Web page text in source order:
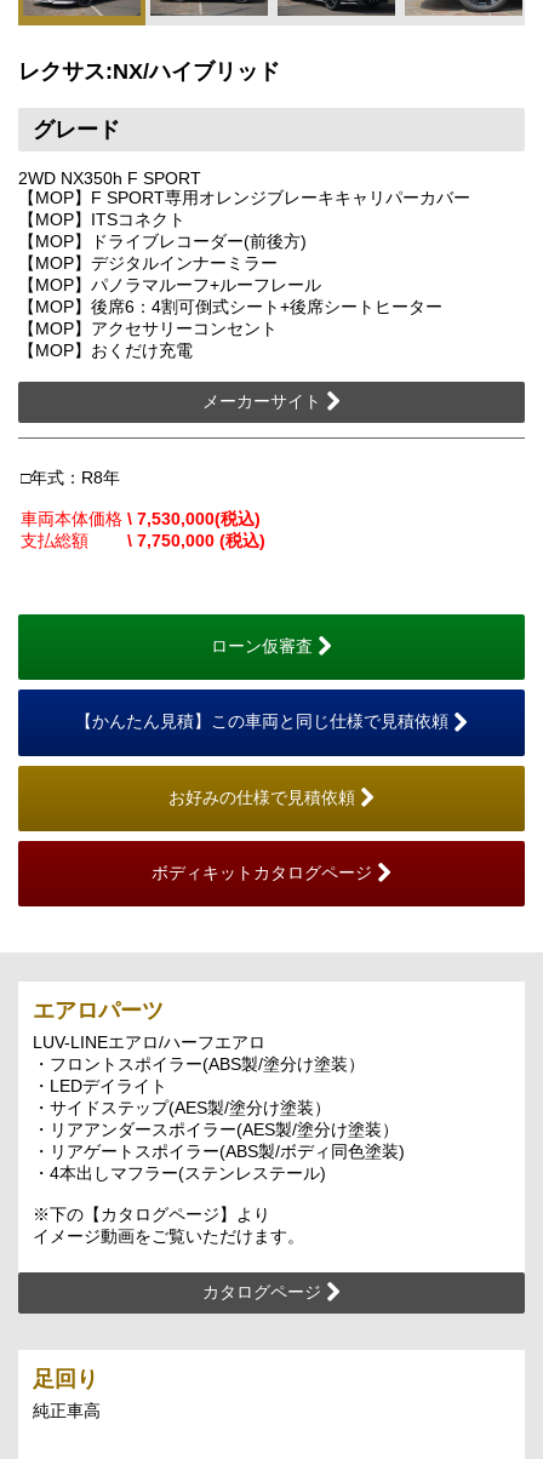
レクサス:NX/ハイブリッド
グレード
2WD NX350h F SPORT
【MOP】F SPORT専用オレンジブレーキキャリパーカバー
【MOP】ITSコネクト
【MOP】ドライブレコーダー(前後方)
【MOP】デジタルインナーミラー
【MOP】パノラマルーフ+ルーフレール
【MOP】後席6：4割可倒式シート+後席シートヒーター
【MOP】アクセサリーコンセント
【MOP】おくだけ充電
メーカーサイト
□年式：R8年
車両本体価格 \ 7,530,000(税込)
支払総額 \ 7,750,000 (税込)
ローン仮審査
【かんたん見積】この車両と同じ仕様で見積依頼
お好みの仕様で見積依頼
ボディキットカタログページ
エアロパーツ
LUV-LINEエアロ/ハーフエアロ
・フロントスポイラー(ABS製/塗分け塗装）
・LEDデイライト
・サイドステップ(AES製/塗分け塗装）
・リアアンダースポイラー(AES製/塗分け塗装）
・リアゲートスポイラー(ABS製/ボディ同色塗装)
・4本出しマフラー(ステンレステール)
※下の【カタログページ】より
イメージ動画をご覧いただけます。
カタログページ
足回り
純正車高